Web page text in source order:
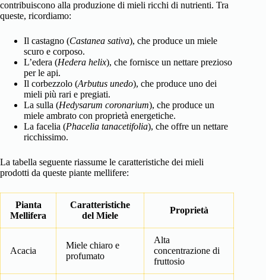
contribuiscono alla produzione di mieli ricchi di nutrienti. Tra
queste, ricordiamo:
Il castagno (Castanea sativa), che produce un miele
scuro e corposo.
L’edera (Hedera helix), che fornisce un nettare prezioso
per le api.
Il corbezzolo (Arbutus unedo), che produce uno dei
mieli più rari e pregiati.
La sulla (Hedysarum coronarium), che produce un
miele ambrato con proprietà energetiche.
La facelia (Phacelia tanacetifolia), che offre un nettare
ricchissimo.
La tabella seguente riassume le caratteristiche dei mieli
prodotti da queste piante mellifere:
Pianta
Mellifera
Caratteristiche
del Miele
Proprietà
Acacia
Miele chiaro e
profumato
Alta
concentrazione di
fruttosio